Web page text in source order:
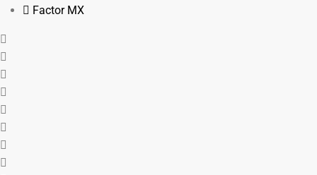
Factor MX